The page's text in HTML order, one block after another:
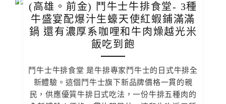
(高雄。前金) 鬥牛士牛排食堂- 3種
牛盛宴配爆汁生蠔天使紅蝦鋪滿滿
鍋 還有濃厚系咖哩和牛肉燥越光米
飯吃到飽
鬥牛士牛排食堂 是牛排專家鬥牛士的日式牛排全
新體驗。這個鬥牛士旗下新品牌價格一貫的親
民，供應優質牛排日式吃法，一份牛排五種肉的